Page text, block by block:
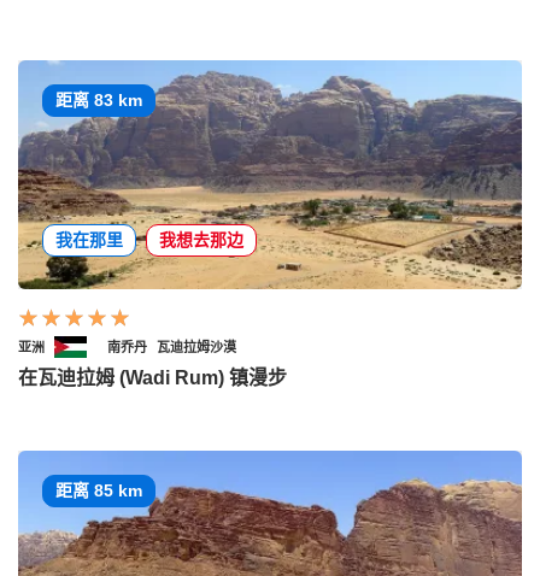
距离 83 km
我在那里 我想去那边
亚洲 南乔丹 瓦迪拉姆沙漠
在瓦迪拉姆 (Wadi Rum) 镇漫步
距离 85 km